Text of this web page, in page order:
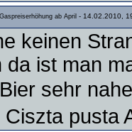
ab April - 14.02.2010,
keinen
da ist man
sehr
Ciszta pusta